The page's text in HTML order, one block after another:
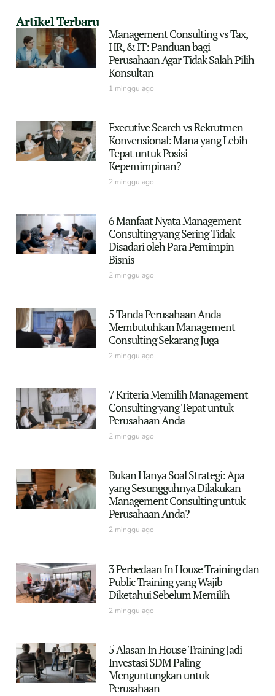
Artikel Terbaru
Management Consulting vs Tax,
HR, & IT: Panduan bagi
Perusahaan Agar Tidak Salah Pilih
Konsultan
1 minggu ago
Executive Search vs Rekrutmen
Konvensional: Mana yang Lebih
Tepat untuk Posisi
Kepemimpinan?
2 minggu ago
6 Manfaat Nyata Management
Consulting yang Sering Tidak
Disadari oleh Para Pemimpin
Bisnis
2 minggu ago
5 Tanda Perusahaan Anda
Membutuhkan Management
Consulting Sekarang Juga
2 minggu ago
7 Kriteria Memilih Management
Consulting yang Tepat untuk
Perusahaan Anda
2 minggu ago
Bukan Hanya Soal Strategi: Apa
yang Sesungguhnya Dilakukan
Management Consulting untuk
Perusahaan Anda?
2 minggu ago
3 Perbedaan In House Training dan
Public Training yang Wajib
Diketahui Sebelum Memilih
2 minggu ago
5 Alasan In House Training Jadi
Investasi SDM Paling
Menguntungkan untuk
Perusahaan